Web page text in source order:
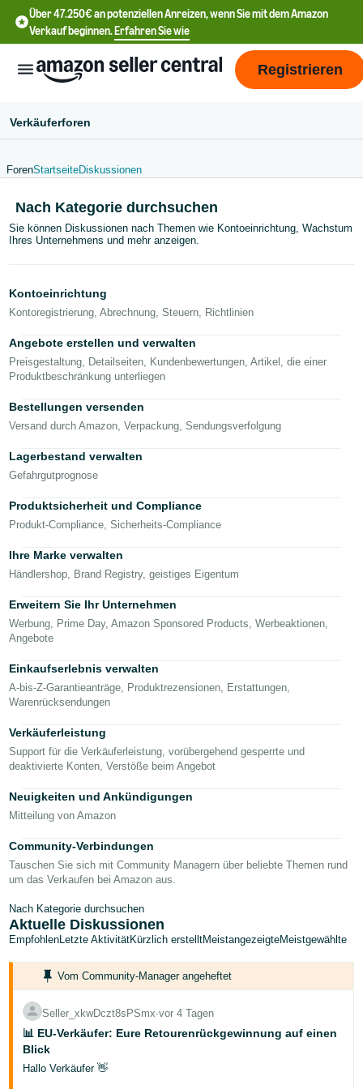
Über 47.250€ an potenziellen Anreizen, wenn Sie mit dem Amazon
Verkauf beginnen.Erfahren Sie wie
Deutsch
文
-
English
- DE
中
文
-
TW
- TR
- DE
Español
- ES
Français
- FR
- IT
日
本
語
-
JP
한
국
어
KR
Anmelden
Registrieren
Registrieren
Verkäuferforen
ForenStartseiteDiskussionen
Nach Kategorie durchsuchen
Sie können Diskussionen nach Themen wie Kontoeinrichtung, Wachstum
Ihres Unternehmens und mehr anzeigen.
Kontoeinrichtung
Kontoregistrierung, Abrechnung, Steuern, Richtlinien
Angebote erstellen und verwalten
Preisgestaltung, Detailseiten, Kundenbewertungen, Artikel, die einer
Produktbeschränkung unterliegen
Bestellungen versenden
Versand durch Amazon, Verpackung, Sendungsverfolgung
Lagerbestand verwalten
Gefahrgutprognose
Produktsicherheit und Compliance
Produkt-Compliance, Sicherheits-Compliance
Ihre Marke verwalten
Händlershop, Brand Registry, geistiges Eigentum
Erweitern Sie Ihr Unternehmen
Werbung, Prime Day, Amazon Sponsored Products, Werbeaktionen,
Angebote
Einkaufserlebnis verwalten
A-bis-Z-Garantieanträge, Produktrezensionen, Erstattungen,
Warenrücksendungen
Verkäuferleistung
Support für die Verkäuferleistung, vorübergehend gesperrte und
deaktivierte Konten, Verstöße beim Angebot
Neuigkeiten und Ankündigungen
Mitteilung von Amazon
Community-Verbindungen
Tauschen Sie sich mit Community Managern über beliebte Themen rund
um das Verkaufen bei Amazon aus.
Nach Kategorie durchsuchen
Aktuelle Diskussionen
EmpfohlenLetzte AktivitätKürzlich erstelltMeistangezeigteMeistgewählte
Vom Community-Manager angeheftet
Seller_xkwDczt8sPSmx∙vor 4 Tagen
📊 EU-Verkäufer: Eure Retourenrückgewinnung auf einen
Blick
Hallo Verkäufer 👋